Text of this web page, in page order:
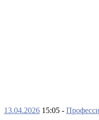
13.04.2026 15:05 -